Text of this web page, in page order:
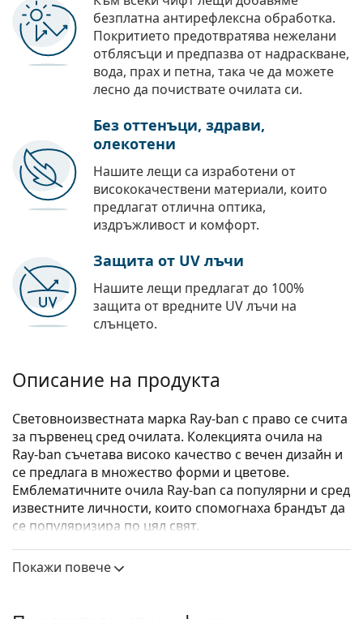
безплатна антирефлексна обработка.
Покритието предотвратява нежелани
отблясъци и предпазва от надраскване,
вода, прах и петна, така че да можете
лесно да почиствате очилата си.
Без оттенъци, здрави,
олекотени
Нашите лещи са изработени от
висококачествени материали, които
предлагат отлична оптика,
издръжливост и комфорт.
Защита от UV лъчи
Нашите лещи предлагат до 100%
защита от вредните UV лъчи на
слънцето.
Описание на продукта
Световноизвестната марка Ray-ban с право се счита
за първенец сред очилата. Колекцията очила на
Ray-ban съчетава високо качество с вечен дизайн и
се предлага в множество форми и цветове.
Емблематичните очила Ray-ban са популярни и сред
известните личности, които спомогнаха брандът да
се популяризира по цял свят.
Ray-Ban Elliot 0RX5397 8175са унисекс очила.
Покажи повече